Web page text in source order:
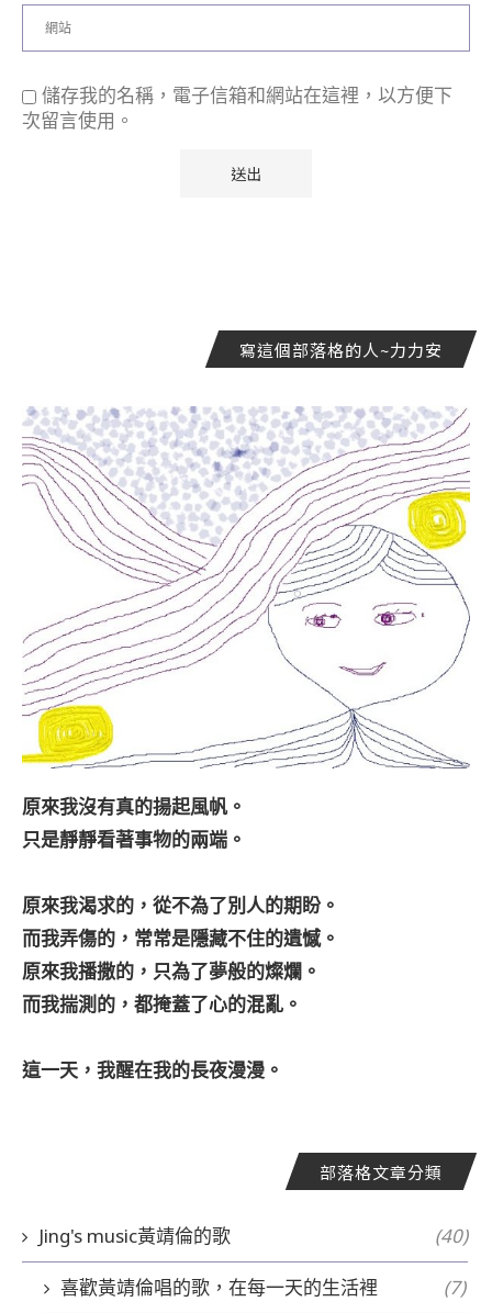
儲存我的名稱，電子信箱和網站在這裡，以方便下
次留言使用。
寫這個部落格的人~力力安
原來我沒有真的揚起風帆。
只是靜靜看著事物的兩端。
原來我渴求的，從不為了別人的期盼。
而我弄傷的，常常是隱藏不住的遺憾。
原來我播撒的，只為了夢般的燦爛。
而我揣測的，都掩蓋了心的混亂。
這一天，我醒在我的長夜漫漫。
部落格文章分類
Jing's music黃靖倫的歌 (40)
喜歡黃靖倫唱的歌，在每一天的生活裡 (7)